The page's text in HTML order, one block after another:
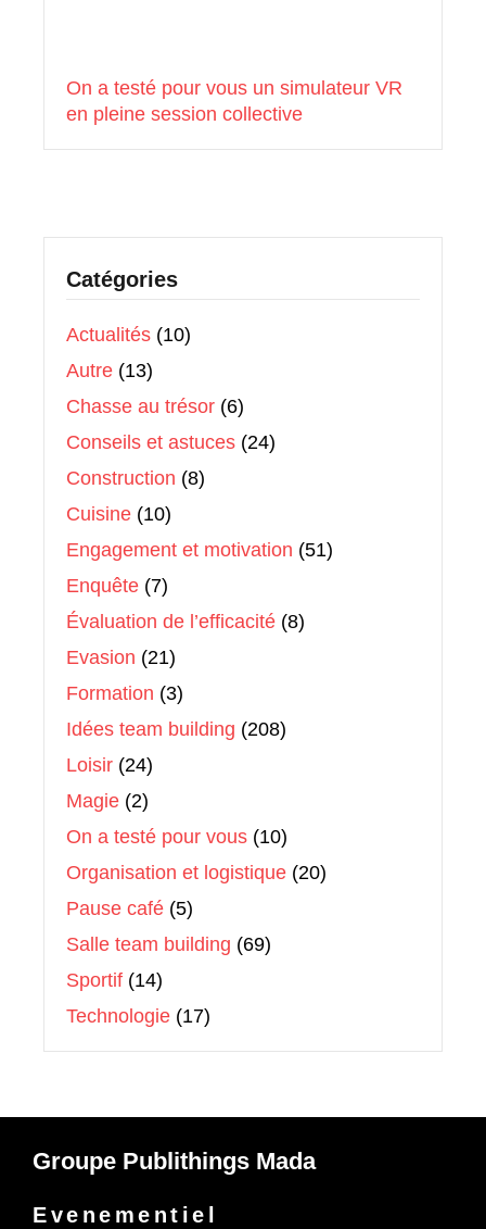
On a testé pour vous un simulateur VR
en pleine session collective
Catégories
Actualités (10)
Autre (13)
Chasse au trésor (6)
Conseils et astuces (24)
Construction (8)
Cuisine (10)
Engagement et motivation (51)
Enquête (7)
Évaluation de l’efficacité (8)
Evasion (21)
Formation (3)
Idées team building (208)
Loisir (24)
Magie (2)
On a testé pour vous (10)
Organisation et logistique (20)
Pause café (5)
Salle team building (69)
Sportif (14)
Technologie (17)
Groupe Publithings Mada
Evenementiel